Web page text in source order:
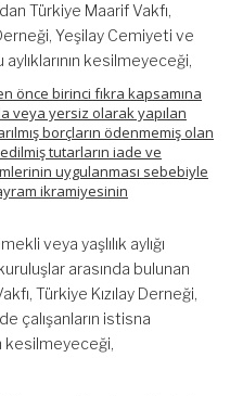
Türkiye Maarif Vakfı,
Yeşilay Cemiyeti ve
kesilmeyeceği,
önce birinci fıkra kapsamına
veya yersiz olarak yapılan
borçların ödenmemiş olan
tutarların iade ve
uygulanması sebebiyle
ikramiyesinin
veya yaşlılık aylığı
arasında bulunan
Türkiye Kızılay Derneği,
çalışanların istisna
kesilmeyeceği,